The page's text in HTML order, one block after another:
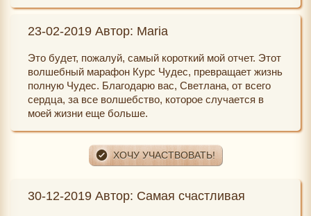
СЧАСТЬЯ.
23-02-2019 Автор: Maria
Это будет, пожалуй, самый короткий мой отчет. Этот
волшебный марафон Курс Чудес, превращает жизнь
полную Чудес. Благодарю вас, Светлана, от всего
сердца, за все волшебство, которое случается в
моей жизни еще больше.
30-12-2019 Автор: Самая счастливая